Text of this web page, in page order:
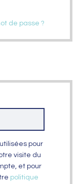
de passe ?
pour
visite du
et pour
politique